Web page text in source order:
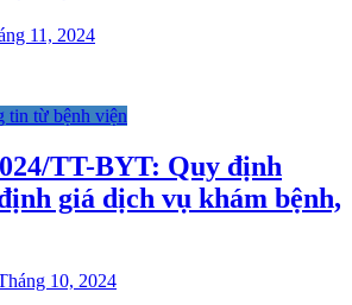
11, 2024
tin từ bệnh viện
TT-BYT: Quy định
giá dịch vụ khám bệnh,
10, 2024